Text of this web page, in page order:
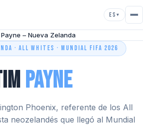
ES▾
Payne – Nueva Zelanda
· ALL WHITES · MUNDIAL FIFA 2026
Payne
Phoenix, referente de los All
neozelandés que llegó al Mundial